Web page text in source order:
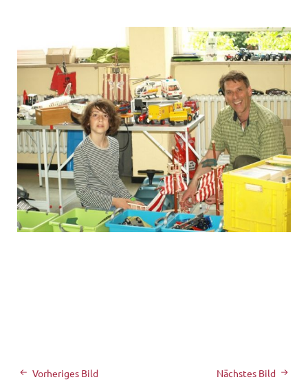
Nächstes Bild
Vorheriges Bild